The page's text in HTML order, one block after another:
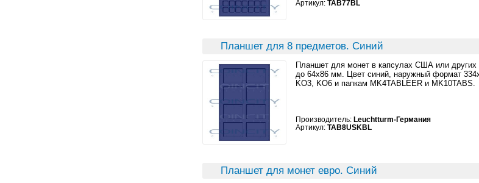
Артикул: TAB77BL
Планшет для 8 предметов. Синий
Планшет для монет в капсулах США или других
до 64x86 мм. Цвет синий, наружный формат
KO3, KO6 и папкам MK4TABLEER и MK10TABS.
Производитель: Leuchtturm-Германия
Артикул: TAB8USKBL
Планшет для монет евро. Синий